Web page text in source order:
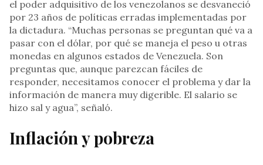
el poder adquisitivo de los venezolanos se desvaneció
por 23 años de políticas erradas implementadas por
la dictadura. “Muchas personas se preguntan qué va a
pasar con el dólar, por qué se maneja el peso u otras
monedas en algunos estados de Venezuela. Son
preguntas que, aunque parezcan fáciles de
responder, necesitamos conocer el problema y dar la
información de manera muy digerible. El salario se
hizo sal y agua”, señaló.
Inflación y pobreza